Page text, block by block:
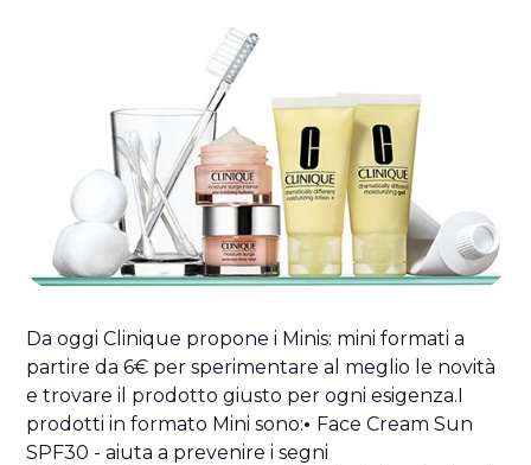
Da oggi Clinique propone i Minis: mini formati a
partire da 6€ per sperimentare al meglio le novità
e trovare il prodotto giusto per ogni esigenza.I
prodotti in formato Mini sono:• Face Cream Sun
SPF30 - aiuta a prevenire i segni